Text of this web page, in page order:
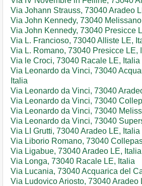
Via Johann Strauss, 73040 Aradeo
Via John Kennedy, 73040
Via John Kennedy, 73040 Presicce
Via L. Francioso, 73040 Alliste LE,
Via L. Romano, 73040 Presicce LE,
Via le Croci, 73040 Racale LE, Italia
Via Leonardo da Vinci, 73040
Italia
Via Leonardo da Vinci, 73040
Via Leonardo da Vinci, 73040
Via Leonardo da Vinci, 73040
Via Leonardo da Vinci, 73040
Via LI Grutti, 73040 Aradeo LE, Italia
Via Liborio Romano, 73040
Via Ligabue, 73040 Aradeo LE, Italia
Via Longa, 73040 Racale LE, Italia
Via Lucania, 73040 Acquarica del
Via Ludovico Ariosto, 73040 Aradeo